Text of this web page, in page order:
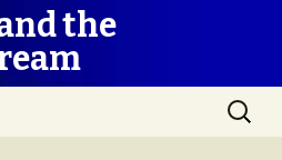
the
Search
for: